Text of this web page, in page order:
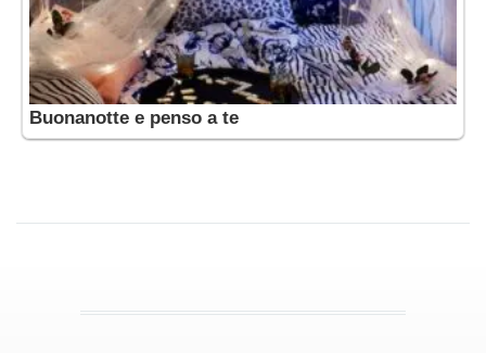
Buonanotte e penso a te